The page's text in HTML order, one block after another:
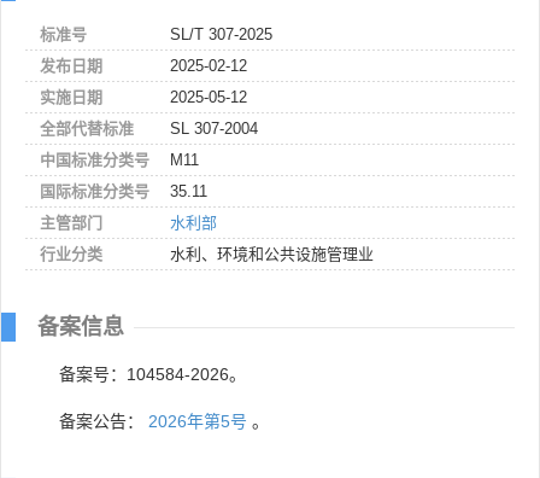
标准号
SL/T 307-2025
发布日期
2025-02-12
实施日期
2025-05-12
全部代替标准
SL 307-2004
中国标准分类号
M11
国际标准分类号
35.11
主管部门
水利部
行业分类
水利、环境和公共设施管理业
备案信息
备案号：104584-2026。
备案公告： 2026年第5号 。